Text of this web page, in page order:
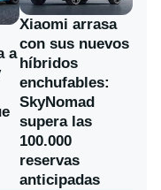
a
Xiaomi arrasa
con sus nuevos
híbridos
enchufables:
SkyNomad
supera las
100.000
reservas
anticipadas